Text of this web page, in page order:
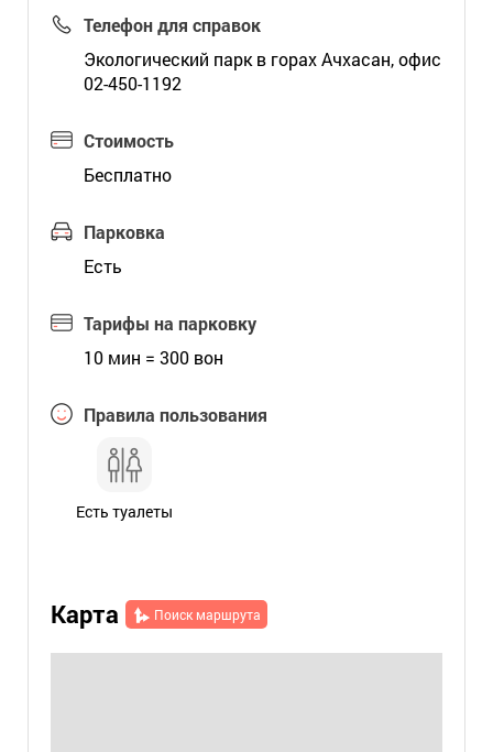
Телефон для справок
Экологический парк в горах Ачхасан, офис
02-450-1192
Стоимость
Бесплатно
Парковка
Есть
Тарифы на парковку
10 мин = 300 вон
Правила пользования
Есть туалеты
Карта Поиск маршрута